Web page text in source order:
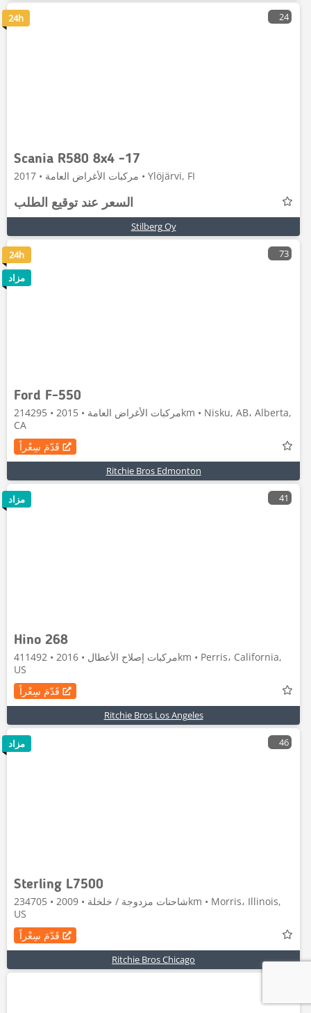
24
Scania R580 8x4 -17
مركبات الأغراض العامة • 2017 • Ylöjärvi, FI
السعر عند توقيع الطلب
Stilberg Oy
24h
73
Ford F-550
مركبات الأغراض العامة • 2015 • 214295km • Nisku, AB، Alberta,
CA
قَدّمَ سِعْراً
Ritchie Bros Edmonton
24h
مزاد
41
Hino 268
مركبات إصلاح الأعطال • 2016 • 411492km • Perris، California,
US
قَدّمَ سِعْراً
Ritchie Bros Los Angeles
مزاد
46
Sterling L7500
شاحنات مزدوجة / خلخلة • 2009 • 234705km • Morris، Illinois,
US
قَدّمَ سِعْراً
Ritchie Bros Chicago
مزاد